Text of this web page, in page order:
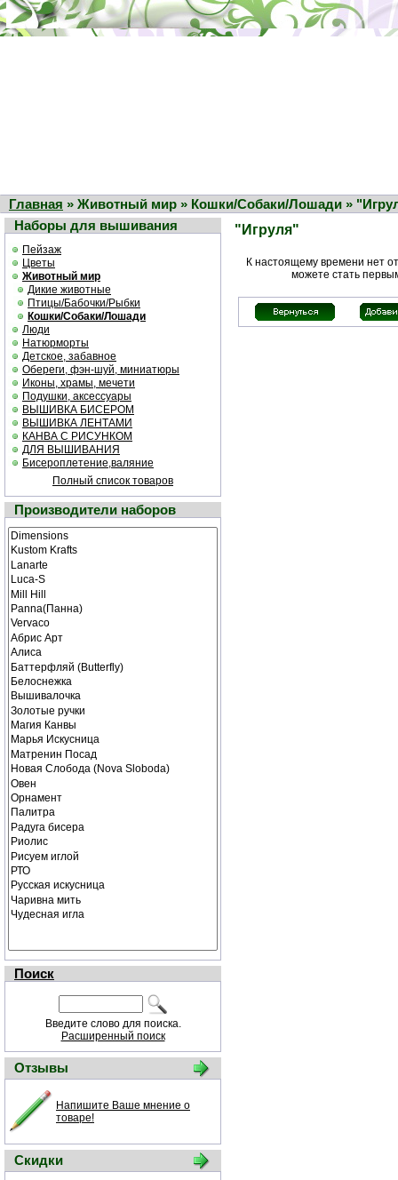
Главная » Животный мир » Кошки/Собаки/Лошади »
Наборы для вышивания
Пейзаж
Цветы
Животный мир
Дикие животные
Птицы/Бабочки/Рыбки
Кошки/Собаки/Лошади
Люди
Натюрморты
Детское, забавное
Обереги, фэн-шуй, миниатюры
Иконы, храмы, мечети
Подушки, аксессуары
ВЫШИВКА БИСЕРОМ
ВЫШИВКА ЛЕНТАМИ
КАНВА С РИСУНКОМ
ДЛЯ ВЫШИВАНИЯ
Бисероплетение,валяние
Полный список товаров
Производители наборов
Поиск
Введите слово для поиска.
Расширенный поиск
Отзывы
Напишите Ваше мнение о
товаре!
Скидки
"Игруля"
К настоящему времени нет
можете стать